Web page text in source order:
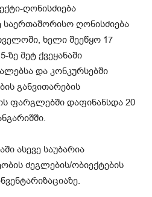
ღონისძიება
საერთაშორისო ღონისძიება
ხელი შეეწყო 17
მეტ ქვეყანაში
და კონკურსებში
განვითარების
ფარგლებში დაფინანსდა 20
ასევე საუბარია
ძეგლების/ობიექტების